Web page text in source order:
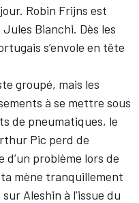
Robin Frijns est
Bianchi. Dès les
s’envole en tête
groupé, mais les
à se mettre sous
de pneumatiques, le
Pic perd de
d’un problème lors de
mène tranquillement
sur Aleshin à l’issue du